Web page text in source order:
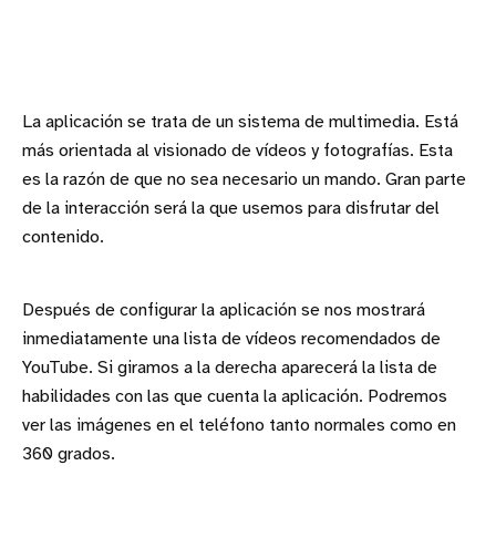
La aplicación se trata de un sistema de multimedia. Está
más orientada al visionado de vídeos y fotografías. Esta
es la razón de que no sea necesario un mando. Gran parte
de la interacción será la que usemos para disfrutar del
contenido.
Después de configurar la aplicación se nos mostrará
inmediatamente una lista de vídeos recomendados de
YouTube. Si giramos a la derecha aparecerá la lista de
habilidades con las que cuenta la aplicación. Podremos
ver las imágenes en el teléfono tanto normales como en
360 grados.